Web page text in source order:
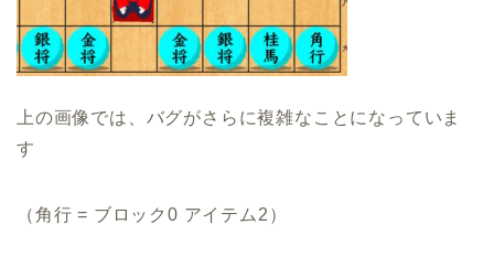
上の画像では、バグがさらに複雑なことになっていま
す
（角行 = ブロック0 アイテム2）